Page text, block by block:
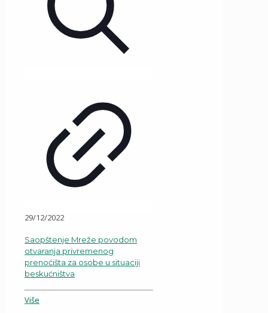
29/12/2022
Saopštenje Mreže povodom
otvaranja privremenog
prenoćišta za osobe u situaciji
beskućništva
Više